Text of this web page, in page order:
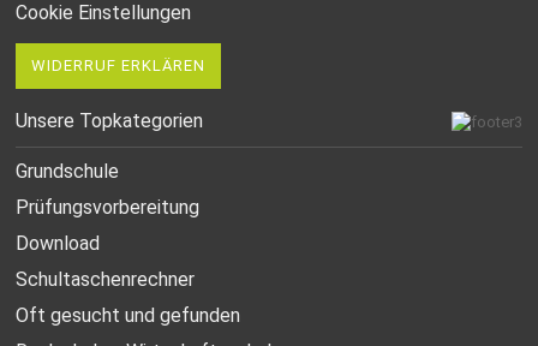
Cookie Einstellungen
WIDERRUF ERKLÄREN
Unsere Topkategorien
Grundschule
Prüfungsvorbereitung
Download
Schultaschenrechner
Oft gesucht und gefunden